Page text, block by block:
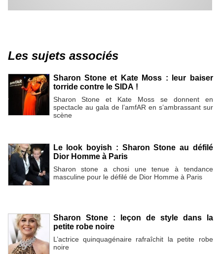
Les sujets associés
Sharon Stone et Kate Moss : leur baiser
torride contre le SIDA !
Sharon Stone et Kate Moss se donnent en
spectacle au gala de l’amfAR en s’ambrassant sur
scène
Le look boyish : Sharon Stone au défilé
Dior Homme à Paris
Sharon stone a chosi une tenue à tendance
masculine pour le défilé de Dior Homme à Paris
Sharon Stone : leçon de style dans la
petite robe noire
L’actrice quinquagénaire rafraîchit la petite robe
noire